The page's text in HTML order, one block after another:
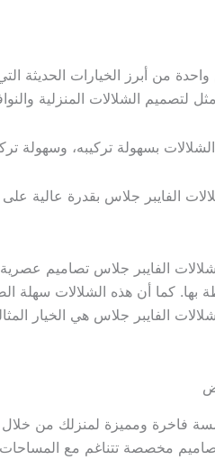
من أبرز الخيارات الحديثة
لتصميم الشلالات المنزلية
الشلالات بسهولة تركيبه،
الفايبر جلاس بقدرة عالية
شلالات الفايبر جلاس تصاميم
بها. كما أن هذه الشلالات
الفايبر جلاس هي الخيار
فاخرة ومميزة لمنزلك من خلال
مخصصة تتناغم مع المساحات